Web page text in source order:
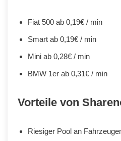
Fiat 500 ab 0,19€ / min
Smart ab 0,19€ / min
Mini ab 0,28€ / min
BMW 1er ab 0,31€ / min
Vorteile von
Riesiger Pool an